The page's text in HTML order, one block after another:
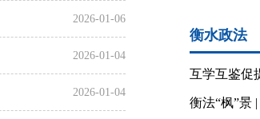
2026-01-06
2026-01-04
2026-01-04
衡水政法
互学互鉴促
衡法“枫”景